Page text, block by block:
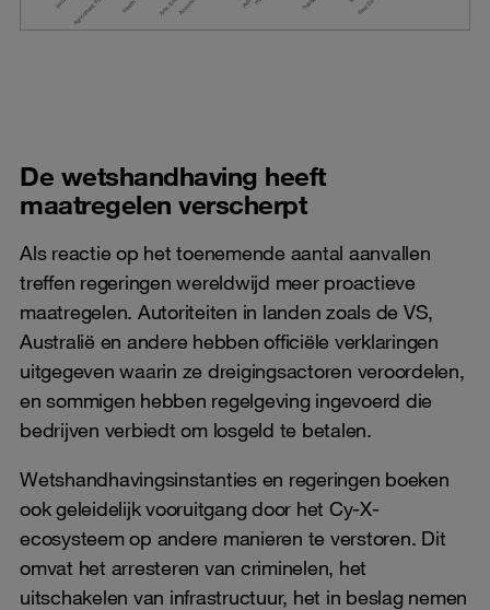
De wetshandhaving heeft
maatregelen verscherpt
Als reactie op het toenemende aantal aanvallen
treffen regeringen wereldwijd meer proactieve
maatregelen. Autoriteiten in landen zoals de VS,
Australië en andere hebben officiële verklaringen
uitgegeven waarin ze dreigingsactoren veroordelen,
en sommigen hebben regelgeving ingevoerd die
bedrijven verbiedt om losgeld te betalen.
Wetshandhavingsinstanties en regeringen boeken
ook geleidelijk vooruitgang door het Cy-X-
ecosysteem op andere manieren te verstoren. Dit
omvat het arresteren van criminelen, het
uitschakelen van infrastructuur, het in beslag nemen